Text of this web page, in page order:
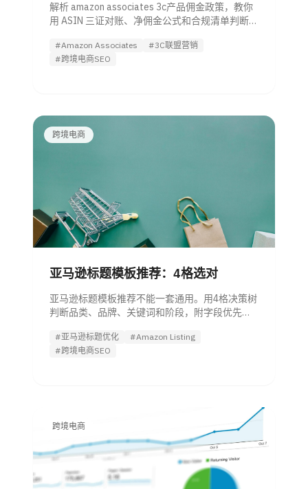
解析 amazon associates 3c产品佣金政策，教你
用 ASIN 三证对账、净佣金公式和合规清单判断
#Amazon Associates
#3C联盟营销
#跨境电商SEO
跨境电商
亚马逊标题模板推荐：4格选对
亚马逊标题模板推荐不能一套通用。用4格决策树
判断品类、品牌、关键词和阶段，附字段优先
#亚马逊标题优化
#Amazon Listing
#跨境电商SEO
跨境电商